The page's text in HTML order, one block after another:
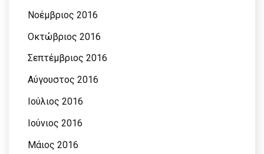
Νοέμβριος 2016
Οκτώβριος 2016
Σεπτέμβριος 2016
Αύγουστος 2016
Ιούλιος 2016
Ιούνιος 2016
Μάιος 2016